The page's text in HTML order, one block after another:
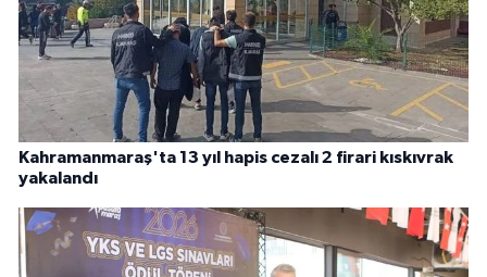
Kahramanmaraş'ta 13 yıl hapis cezalı 2 firari kıskıvrak
yakalandı